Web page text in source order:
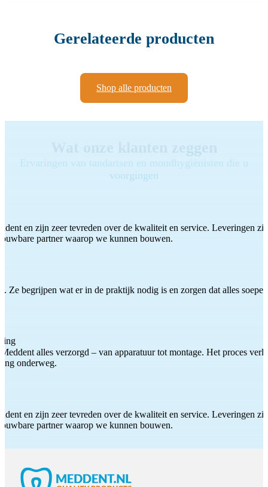
Gerelateerde producten
Shop alle producten
Ervaringen van tandartsen en mondhygiënisten die u
voorgingen
en zijn zeer tevreden over de kwaliteit en service. Leveringen
partner waarop we kunnen bouwen.
Ze begrijpen wat er in de praktijk nodig is en zorgen dat alles
alles verzorgd – van apparatuur tot montage. Het proces
onderweg.
en zijn zeer tevreden over de kwaliteit en service. Leveringen
partner waarop we kunnen bouwen.